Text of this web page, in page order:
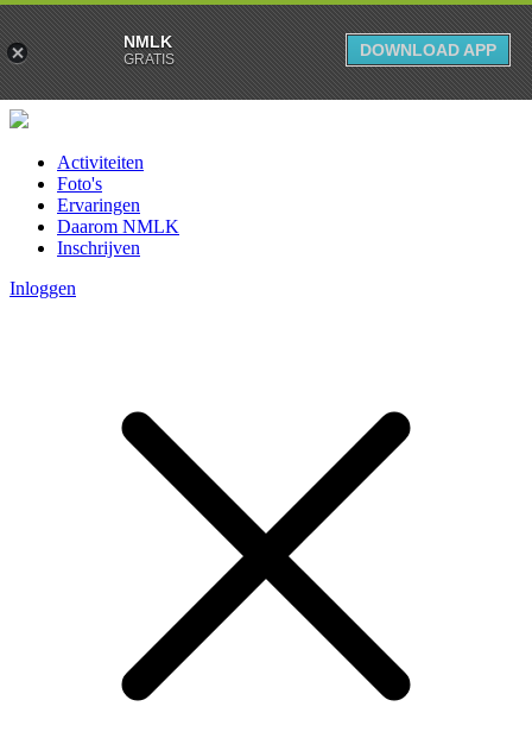
Activiteiten
Foto's
Ervaringen
Daarom NMLK
Inschrijven
Inloggen
NMLK
GRATIS DOWNLOAD APP